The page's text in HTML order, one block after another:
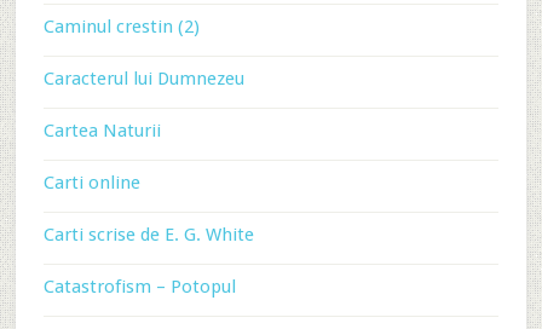
Caminul crestin (2)
Caracterul lui Dumnezeu
Cartea Naturii
Carti online
Carti scrise de E. G. White
Catastrofism – Potopul